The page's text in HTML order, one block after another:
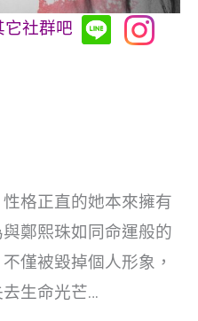
它社群吧
格正直的她本來擁有
鄭熙珠如同命運般的
僅被毀掉個人形象，
生命光芒…